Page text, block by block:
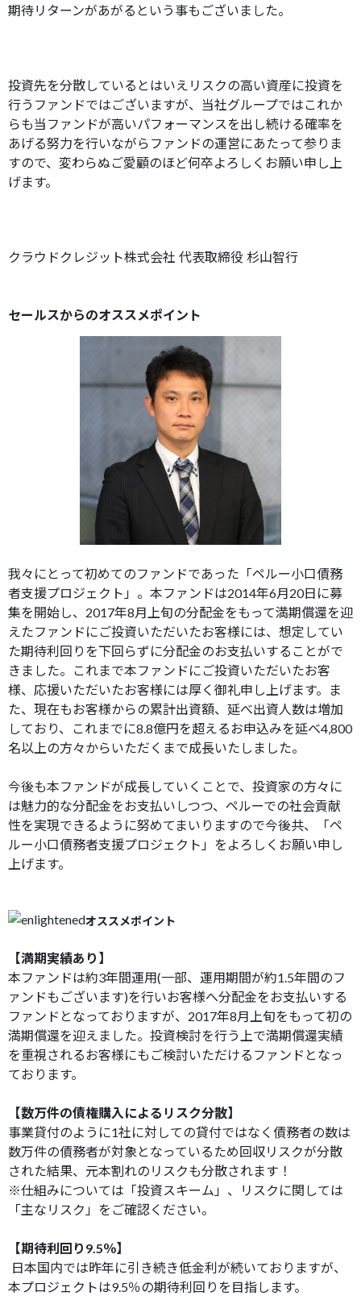
期待リターンがあがるという事もございました。
投資先を分散しているとはいえリスクの高い資産に投資を
行うファンドではございますが、当社グループではこれか
らも当ファンドが高いパフォーマンスを出し続ける確率を
あげる努力を行いながらファンドの運営にあたって参りま
すので、変わらぬご愛顧のほど何卒よろしくお願い申し上
げます。
クラウドクレジット株式会社 代表取締役 杉山智行
セールスからのオススメポイント
我々にとって初めてのファンドであった「ペルー小口債務
者支援プロジェクト」。本ファンドは2014年6月20日に募
集を開始し、2017年8月上旬の分配金をもって満期償還を迎
えたファンドにご投資いただいたお客様には、想定してい
た期待利回りを下回らずに分配金のお支払いすることがで
きました。これまで本ファンドにご投資いただいたお客
様、応援いただいたお客様には厚く御礼申し上げます。ま
た、現在もお客様からの累計出資額、延べ出資人数は増加
しており、これまでに8.8億円を超えるお申込みを延べ4,800
名以上の方々からいただくまで成長いたしました。
今後も本ファンドが成長していくことで、投資家の方々に
は魅力的な分配金をお支払いしつつ、ペルーでの社会貢献
性を実現できるように努めてまいりますので今後共、「ペ
ルー小口債務者支援プロジェクト」をよろしくお願い申し
上げます。
オススメポイント
【満期実績あり】
本ファンドは約3年間運用(一部、運用期間が約1.5年間のフ
ァンドもございます)を行いお客様へ分配金をお支払いする
ファンドとなっておりますが、2017年8月上旬をもって初の
満期償還を迎えました。投資検討を行う上で満期償還実績
を重視されるお客様にもご検討いただけるファンドとなっ
ております。
【数万件の債権購入によるリスク分散】
事業貸付のように1社に対しての貸付ではなく債務者の数は
数万件の債務者が対象となっているため回収リスクが分散
された結果、元本割れのリスクも分散されます！
※仕組みについては「投資スキーム」、リスクに関しては
「主なリスク」をご確認ください。
【期待利回り9.5％】
日本国内では昨年に引き続き低金利が続いておりますが、
本プロジェクトは9.5％の期待利回りを目指します。